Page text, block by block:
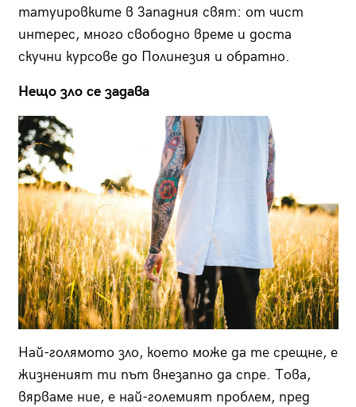
татуировките в Западния свят: от чист
интерес, много свободно време и доста
скучни курсове до Полинезия и обратно.
Нещо зло се задава
Най-голямото зло, което може да те срещне, е
жизненият ти път внезапно да спре. Това,
вярваме ние, е най-големият проблем, пред